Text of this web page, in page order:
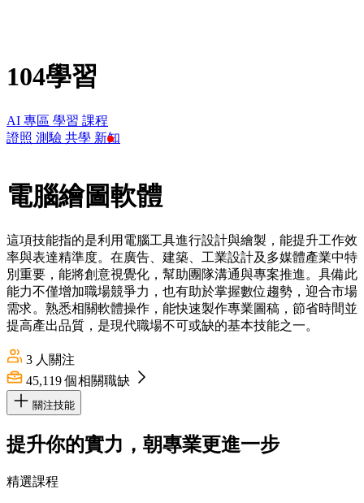
104學習
AI 專區 學習 課程
證照 測驗 共學 新知
電腦繪圖軟體
這項技能指的是利用電腦工具進行設計與繪製，能提升工作效
率與表達精準度。在廣告、建築、工業設計及多媒體產業中特
別重要，能將創意視覺化，幫助團隊溝通與專案推進。具備此
能力不僅增加職場競爭力，也有助於掌握數位趨勢，迎合市場
需求。熟悉相關軟體操作，能快速製作專業圖稿，節省時間並
提高產出品質，是現代職場不可或缺的基本技能之一。
3 人關注
45,119 個相關職缺
關注技能
提升你的實力，朝專業更進一步
精選課程